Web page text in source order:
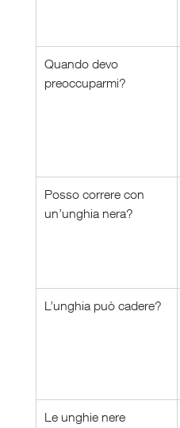
Quando devo
preoccuparmi?
Posso correre con
un’unghia nera?
L’unghia può cadere?
Le unghie nere